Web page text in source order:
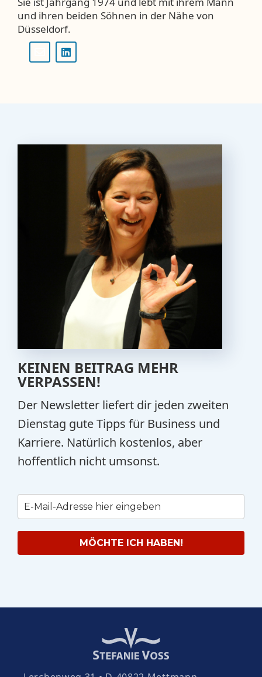
und ihren beiden Söhnen in der Nähe von
Düsseldorf.
KEINEN BEITRAG MEHR
VERPASSEN!
Der Newsletter liefert dir jeden zweiten
Dienstag gute Tipps für Business und
Karriere. Natürlich kostenlos, aber
hoffentlich nicht umsonst.
MÖCHTE ICH HABEN!